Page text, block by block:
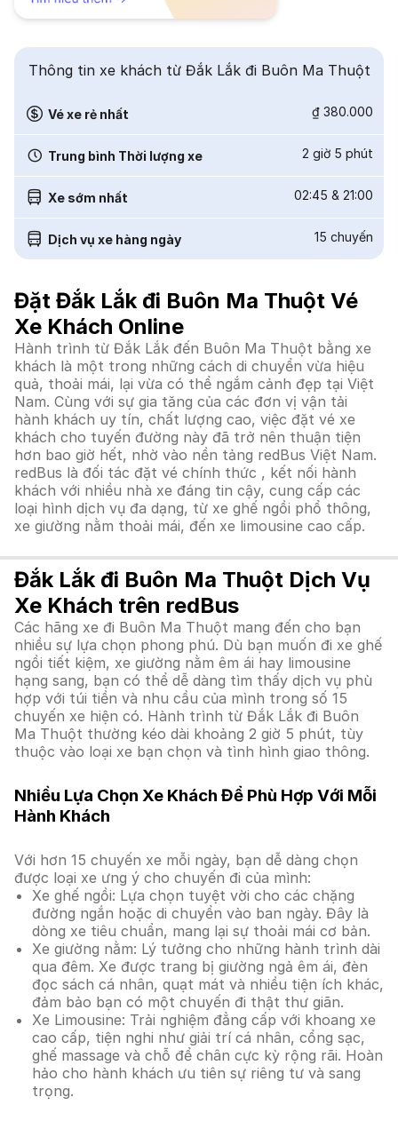
Thông tin xe khách từ Đắk Lắk đi Buôn Ma Thuột
Vé xe rẻ nhất ₫ 380.000
Trung bình Thời lượng xe 2 giờ 5 phút
Xe sớm nhất 02:45 & 21:00
Dịch vụ xe hàng ngày 15 chuyến
Đặt Đắk Lắk đi Buôn Ma Thuột Vé
Xe Khách Online
Hành trình từ Đắk Lắk đến Buôn Ma Thuột bằng xe
khách là một trong những cách di chuyển vừa hiệu
quả, thoải mái, lại vừa có thể ngắm cảnh đẹp tại Việt
Nam. Cùng với sự gia tăng của các đơn vị vận tải
hành khách uy tín, chất lượng cao, việc đặt vé xe
khách cho tuyến đường này đã trở nên thuận tiện
hơn bao giờ hết, nhờ vào nền tảng redBus Việt Nam.
redBus là đối tác đặt vé chính thức , kết nối hành
khách với nhiều nhà xe đáng tin cậy, cung cấp các
loại hình dịch vụ đa dạng, từ xe ghế ngồi phổ thông,
xe giường nằm thoải mái, đến xe limousine cao cấp.
Đắk Lắk đi Buôn Ma Thuột Dịch Vụ
Xe Khách trên redBus
Các hãng xe đi Buôn Ma Thuột mang đến cho bạn
nhiều sự lựa chọn phong phú. Dù bạn muốn đi xe ghế
ngồi tiết kiệm, xe giường nằm êm ái hay limousine
hạng sang, bạn có thể dễ dàng tìm thấy dịch vụ phù
hợp với túi tiền và nhu cầu của mình trong số 15
chuyến xe hiện có. Hành trình từ Đắk Lắk đi Buôn
Ma Thuột thường kéo dài khoảng 2 giờ 5 phút, tùy
thuộc vào loại xe bạn chọn và tình hình giao thông.
Nhiều Lựa Chọn Xe Khách Để Phù Hợp Với Mỗi
Hành Khách
Với hơn 15 chuyến xe mỗi ngày, bạn dễ dàng chọn
được loại xe ưng ý cho chuyến đi của mình:
Xe ghế ngồi: Lựa chọn tuyệt vời cho các chặng
đường ngắn hoặc di chuyển vào ban ngày. Đây là
dòng xe tiêu chuẩn, mang lại sự thoải mái cơ bản.
Xe giường nằm: Lý tưởng cho những hành trình dài
qua đêm. Xe được trang bị giường ngả êm ái, đèn
đọc sách cá nhân, quạt mát và nhiều tiện ích khác,
đảm bảo bạn có một chuyến đi thật thư giãn.
Xe Limousine: Trải nghiệm đẳng cấp với khoang xe
cao cấp, tiện nghi như giải trí cá nhân, cổng sạc,
ghế massage và chỗ để chân cực kỳ rộng rãi. Hoàn
hảo cho hành khách ưu tiên sự riêng tư và sang
trọng.